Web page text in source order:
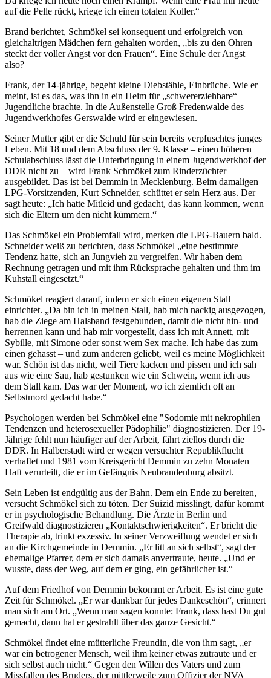
auf die Pelle rückt, kriege ich einen totalen Koller.“
Brand berichtet, Schmökel sei konsequent und erfolgreich von
gleichaltrigen Mädchen fern gehalten worden, „bis zu den Ohren
steckt der voller Angst vor den Frauen“. Eine Schule der Angst
also?
Frank, der 14-jährige, begeht kleine Diebstähle, Einbrüche. Wie er
meint, ist es das, was ihn in ein Heim für „schwererziehbare“
Jugendliche brachte. In die Außenstelle Groß Fredenwalde des
Jugendwerkhofes Gerswalde wird er eingewiesen.
Seiner Mutter gibt er die Schuld für sein bereits verpfuschtes junges
Leben. Mit 18 und dem Abschluss der 9. Klasse – einen höheren
Schulabschluss lässt die Unterbringung in einem Jugendwerkhof der
DDR nicht zu – wird Frank Schmökel zum Rinderzüchter
ausgebildet. Das ist bei Demmin in Mecklenburg. Beim damaligen
LPG-Vorsitzenden, Kurt Schneider, schüttet er sein Herz aus. Der
sagt heute: „Ich hatte Mitleid und gedacht, das kann kommen, wenn
sich die Eltern um den nicht kümmern.“
Das Schmökel ein Problemfall wird, merken die LPG-Bauern bald.
Schneider weiß zu berichten, dass Schmökel „eine bestimmte
Tendenz hatte, sich an Jungvieh zu vergreifen. Wir haben dem
Rechnung getragen und mit ihm Rücksprache gehalten und ihm im
Kuhstall eingesetzt.“
Schmökel reagiert darauf, indem er sich einen eigenen Stall
einrichtet. „Da bin ich in meinen Stall, hab mich nackig ausgezogen,
hab die Ziege am Halsband festgebunden, damit die nicht hin- und
herrennen kann und hab mir vorgestellt, dass ich mit Annett, mit
Sybille, mit Simone oder sonst wem Sex mache. Ich habe das zum
einen gehasst – und zum anderen geliebt, weil es meine Möglichkeit
war. Schön ist das nicht, weil Tiere kacken und pissen und ich sah
aus wie eine Sau, hab gestunken wie ein Schwein, wenn ich aus
dem Stall kam. Das war der Moment, wo ich ziemlich oft an
Selbstmord gedacht habe.“
Psychologen werden bei Schmökel eine "Sodomie mit nekrophilen
Tendenzen und heterosexueller Pädophilie" diagnostizieren. Der 19-
Jährige fehlt nun häufiger auf der Arbeit, fährt ziellos durch die
DDR. In Halberstadt wird er wegen versuchter Republikflucht
verhaftet und 1981 vom Kreisgericht Demmin zu zehn Monaten
Haft verurteilt, die er im Gefängnis Neubrandenburg absitzt.
Sein Leben ist endgültig aus der Bahn. Dem ein Ende zu bereiten,
versucht Schmökel sich zu töten. Der Suizid misslingt, dafür kommt
er in psychologische Behandlung. Die Ärzte in Berlin und
Greifwald diagnostizieren „Kontaktschwierigkeiten“. Er bricht die
Therapie ab, trinkt exzessiv. In seiner Verzweiflung wendet er sich
an die Kirchgemeinde in Demmin. „Er litt an sich selbst“, sagt der
ehemalige Pfarrer, dem er sich damals anvertraute, heute. „Und er
wusste, dass der Weg, auf dem er ging, ein gefährlicher ist.“
Auf dem Friedhof von Demmin bekommt er Arbeit. Es ist eine gute
Zeit für Schmökel. „Er war dankbar für jedes Dankeschön“, erinnert
man sich am Ort. „Wenn man sagen konnte: Frank, dass hast Du gut
gemacht, dann hat er gestrahlt über das ganze Gesicht.“
Schmökel findet eine mütterliche Freundin, die von ihm sagt, „er
war ein betrogener Mensch, weil ihm keiner etwas zutraute und er
sich selbst auch nicht.“ Gegen den Willen des Vaters und zum
Missfallen des Bruders, der mittlerweile zum Offizier der NVA